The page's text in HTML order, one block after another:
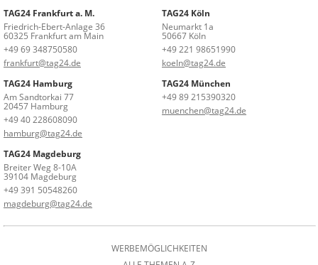
TAG24 Frankfurt a. M.
Friedrich-Ebert-Anlage 36
60325 Frankfurt am Main
+49 69 348750580
frankfurt@tag24.de
TAG24 Köln
Neumarkt 1a
50667 Köln
+49 221 98651990
koeln@tag24.de
TAG24 Hamburg
Am Sandtorkai 77
20457 Hamburg
+49 40 228608090
hamburg@tag24.de
TAG24 München
+49 89 215390320
muenchen@tag24.de
TAG24 Magdeburg
Breiter Weg 8-10A
39104 Magdeburg
+49 391 50548260
magdeburg@tag24.de
WERBEMÖGLICHKEITEN